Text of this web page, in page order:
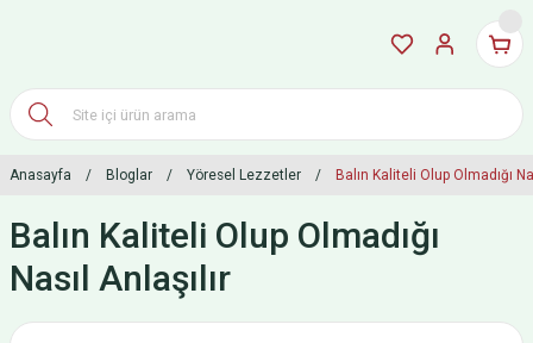
Anasayfa Bloglar Yöresel Lezzetler Balın Kaliteli Olup Olmadığı
Balın Kaliteli Olup Olmadığı
Nasıl Anlaşılır